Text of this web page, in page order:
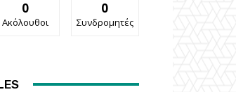
0
Ακόλουθοι
0
Συνδρομητές